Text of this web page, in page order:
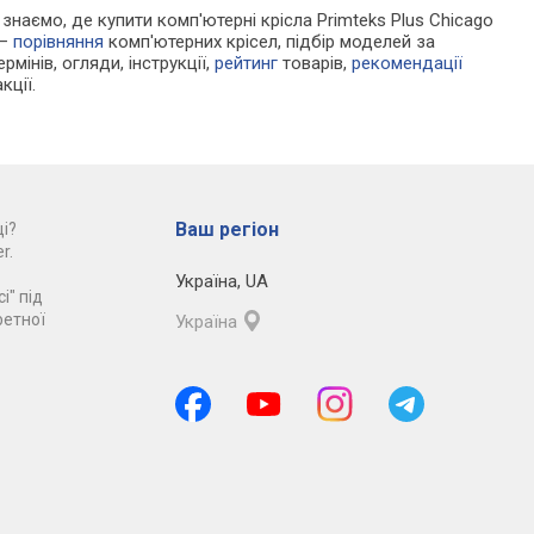
де купити комп'ютерні крісла Primteks Plus Chicago
—порівняння комп'ютерних крісел, підбір моделей за
огляди, інструкції,рейтинг товарів,рекомендації
під
Ваш регіон
Україна, UA
Україна